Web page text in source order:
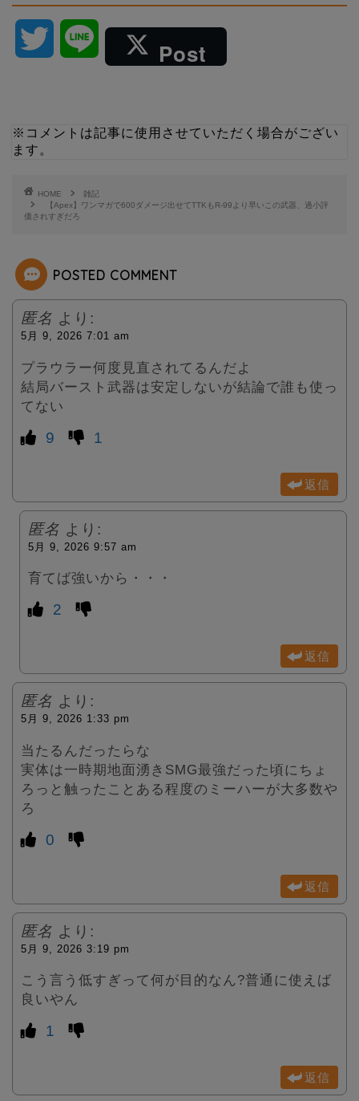
t
r
Post
※コメントは記事に使用させていただく場合がござい
ます。
HOME
雑記
【Apex】ワンマガで600ダメージ出せてTTKもR-99より早いこの武器、過小評
価されすぎだろ
POSTED COMMENT
匿名 より:
5月 9, 2026 7:01 am
プラウラー何度見直されてるんだよ
結局バースト武器は安定しないが結論で誰も使っ
てない
9 1
返信
匿名 より:
5月 9, 2026 9:57 am
育てば強いから・・・
2
返信
匿名 より:
5月 9, 2026 1:33 pm
当たるんだったらな
実体は一時期地面湧きSMG最強だった頃にちょ
ろっと触ったことある程度のミーハーが大多数や
ろ
0
返信
匿名 より:
5月 9, 2026 3:19 pm
こう言う低すぎって何が目的なん?普通に使えば
良いやん
1
返信